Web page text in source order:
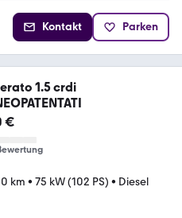
Kontakt Parken
1.5 crdi
€
km • 75 kW (102 PS) • Diesel